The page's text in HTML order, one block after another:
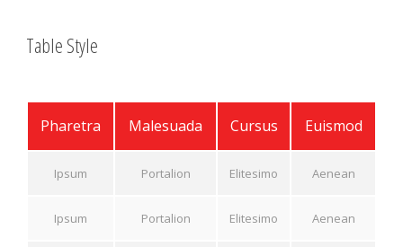
Table Style
Pharetra Malesuada Cursus Euismod
Ipsum Portalion Elitesimo Aenean
Ipsum Portalion Elitesimo Aenean